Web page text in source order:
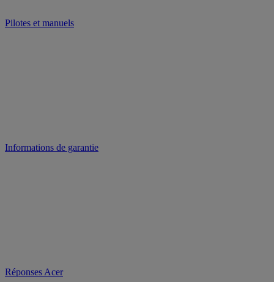
Pilotes et manuels
Informations de garantie
Réponses Acer